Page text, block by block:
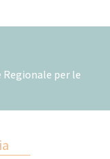
per le